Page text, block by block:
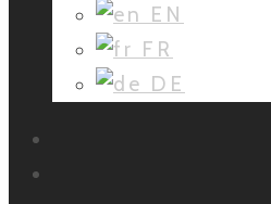
EN
FR
DE